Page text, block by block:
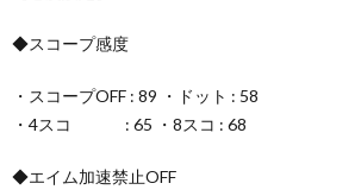
◆スコープ感度
・スコープOFF : 89 ・ドット : 58
・4スコ : 65 ・8スコ : 68
◆エイム加速禁止OFF